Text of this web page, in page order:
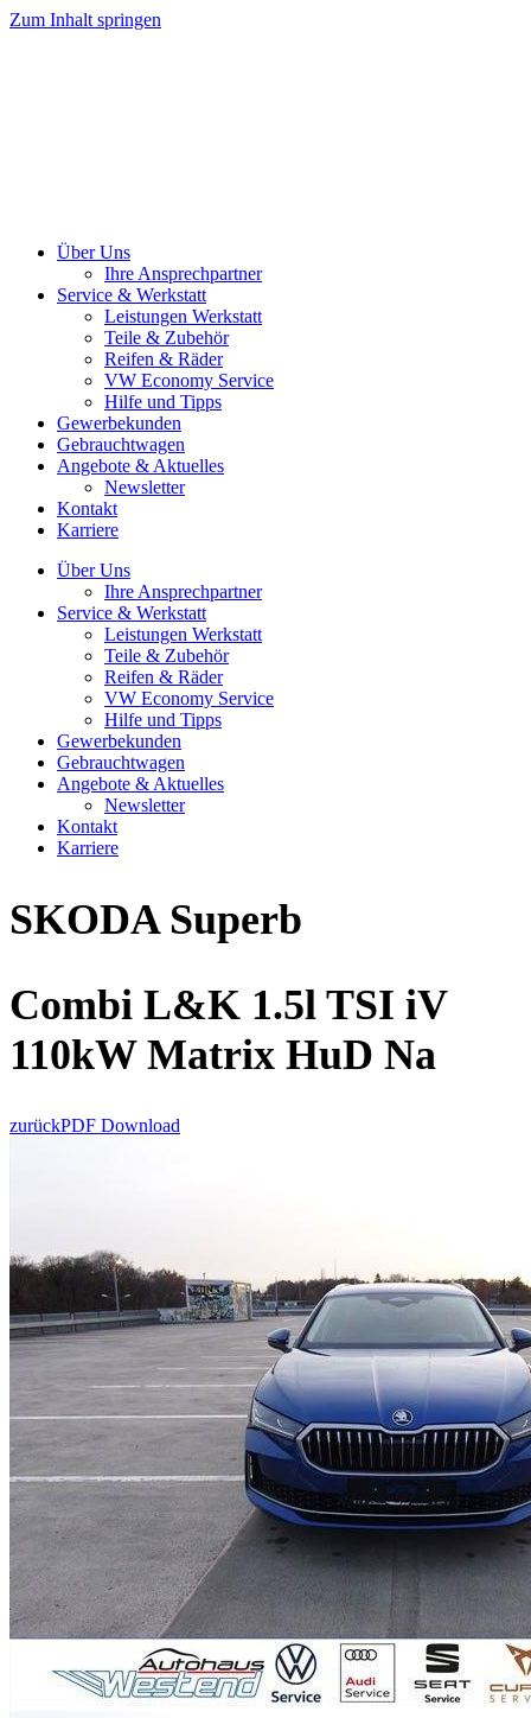
Zum Inhalt springen
Über Uns
Ihre Ansprechpartner
Service & Werkstatt
Leistungen Werkstatt
Teile & Zubehör
Reifen & Räder
VW Economy Service
Hilfe und Tipps
Gewerbekunden
Gebrauchtwagen
Angebote & Aktuelles
Newsletter
Kontakt
Karriere
Über Uns
Ihre Ansprechpartner
Service & Werkstatt
Leistungen Werkstatt
Teile & Zubehör
Reifen & Räder
VW Economy Service
Hilfe und Tipps
Gewerbekunden
Gebrauchtwagen
Angebote & Aktuelles
Newsletter
Kontakt
Karriere
SKODA Superb
Combi L&K 1.5l TSI iV
110kW Matrix HuD Na
zurückPDF Download